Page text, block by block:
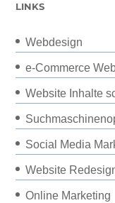
LINKS
Webdesign
e-Commerce
Website Inhalte
Social Media
Website
Online Marketing